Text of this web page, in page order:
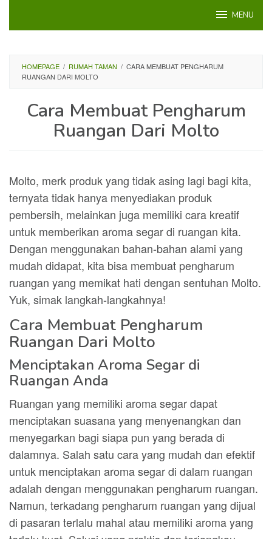
MENU
HOMEPAGE / RUMAH TAMAN / CARA MEMBUAT PENGHARUM
RUANGAN DARI MOLTO
Cara Membuat Pengharum
Ruangan Dari Molto
Molto, merk produk yang tidak asing lagi bagi kita,
ternyata tidak hanya menyediakan produk
pembersih, melainkan juga memiliki cara kreatif
untuk memberikan aroma segar di ruangan kita.
Dengan menggunakan bahan-bahan alami yang
mudah didapat, kita bisa membuat pengharum
ruangan yang memikat hati dengan sentuhan Molto.
Yuk, simak langkah-langkahnya!
Cara Membuat Pengharum
Ruangan Dari Molto
Menciptakan Aroma Segar di
Ruangan Anda
Ruangan yang memiliki aroma segar dapat
menciptakan suasana yang menyenangkan dan
menyegarkan bagi siapa pun yang berada di
dalamnya. Salah satu cara yang mudah dan efektif
untuk menciptakan aroma segar di dalam ruangan
adalah dengan menggunakan pengharum ruangan.
Namun, terkadang pengharum ruangan yang dijual
di pasaran terlalu mahal atau memiliki aroma yang